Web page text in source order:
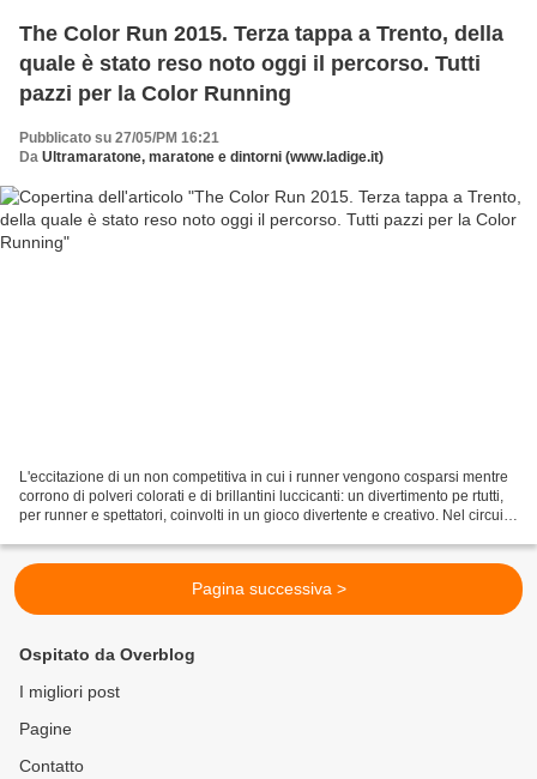
The Color Run 2015. Terza tappa a Trento, della
quale è stato reso noto oggi il percorso. Tutti
pazzi per la Color Running
Pubblicato su 27/05/PM 16:21
Da Ultramaratone, maratone e dintorni (www.ladige.it)
L'eccitazione di un non competitiva in cui i runner vengono cosparsi mentre
corrono di polveri colorati e di brillantini luccicanti: un divertimento pe rtutti,
per runner e spettatori, coinvolti in un gioco divertente e creativo. Nel circuito
Pagina successiva >
Ospitato da Overblog
I migliori post
Pagine
Contatto